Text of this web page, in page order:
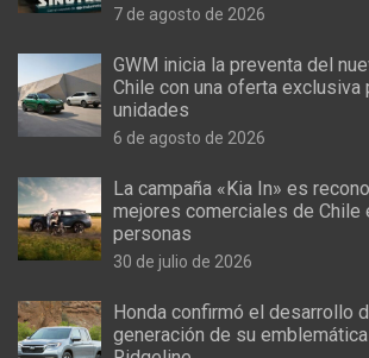
7 de agosto de 2026
GWM inicia la preventa del
Chile con una oferta exclusiva
unidades
6 de agosto de 2026
La campaña «Kia In» es
mejores comerciales de Chile
personas
30 de julio de 2026
Honda confirmó el desarrollo
generación de su